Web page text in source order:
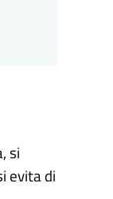
si
evita di